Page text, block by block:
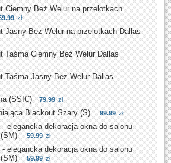
Ciemny Beż Welur na przelotkach
zł
Jasny Beż Welur na przelotkach Dallas
Taśma Ciemny Beż Welur Dallas
Taśma Jasny Beż Welur Dallas
(SSIC) 79.99 zł
Blackout Szary (S) 99.99 zł
- elegancka dekoracja okna do salonu
(SM)
59.99 zł
- elegancka dekoracja okna do salonu
(SM)
59.99 zł